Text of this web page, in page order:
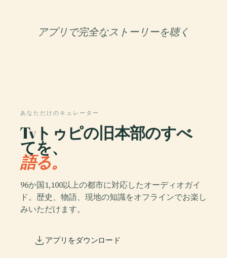
アプリで完全なストーリーを聴く
あなただけのキュレーター
Tvトゥピの旧本部のすべ
てを、
語る。
96か国1,100以上の都市に対応したオーディオガイ
ド。歴史、物語、現地の知識をオフラインでお楽し
みいただけます。
アプリをダウンロード